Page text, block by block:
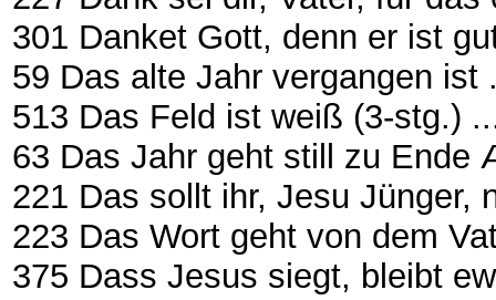
301 Danket Gott, denn er ist
59 Das alte Jahr vergangen
513 Das Feld ist weiß (3-stg.)
63 Das Jahr geht still zu
221 Das sollt ihr, Jesu
223 Das Wort geht von dem
375 Dass Jesus siegt, bleibt